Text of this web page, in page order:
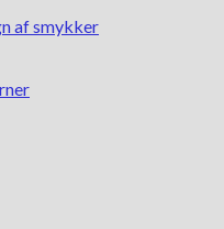
af smykker